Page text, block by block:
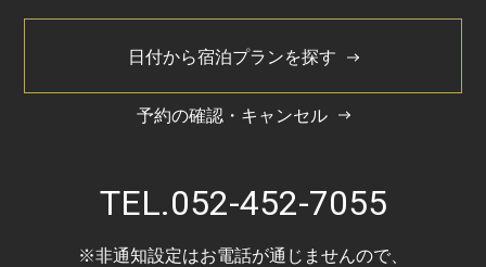
日付から宿泊プランを探す
予約の確認・キャンセル
TEL.052-452-7055
※非通知設定はお電話が通じませんので、